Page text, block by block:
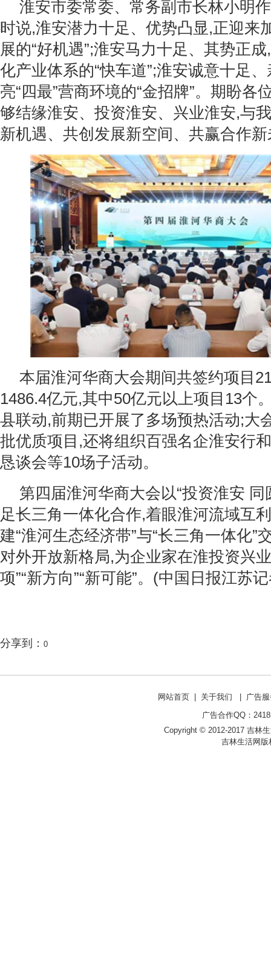
淮安市委常委、常务副市长林小明
时说,淮安潜力十足、优势凸显,正迎来
展的“好机遇”;淮安马力十足、其势正
化产业体系的“快车道”;淮安诚意十足
亮“四最”营商环境的“金招牌”。期盼各
够结缘淮安、投资淮安、兴业淮安,与
新机遇、共创发展新空间、共赢合作
本届淮河华商大会期间共签约项目
1486.4亿元,其中50亿元以上项目13个
县联动,前期已开展了多场预热活动;大
批优质项目,还将组织百强名企淮安行
恳谈会等10场子活动。
第四届淮河华商大会以“投资淮安 同
足长三角一体化合作,着眼淮河流域互
建“淮河生态经济带”与“长三角一体化”
对外开放新格局,为企业家在淮投资兴
项”“新方向”“新可能”。(中国日报江苏
分享到： 0
网站首页 关于我们
广告
广告合作QQ：
Copyright © 2012-2017 吉林
吉林生活网